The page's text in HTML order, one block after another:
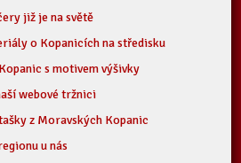
již je na světě
o Kopanicích na středisku
s motivem výšivky
webové tržnici
z Moravských Kopanic
u nás